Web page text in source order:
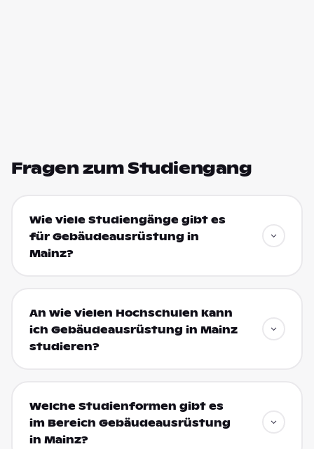
Fragen zum Studiengang
Wie viele Studiengänge gibt es
für Gebäudeausrüstung in
Mainz?
An wie vielen Hochschulen kann
ich Gebäudeausrüstung in Mainz
studieren?
Welche Studienformen gibt es
im Bereich Gebäudeausrüstung
in Mainz?